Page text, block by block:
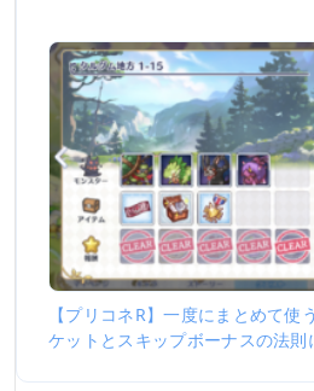
【プリコネR】一度にまとめて使
ケットとスキップボーナスの法則